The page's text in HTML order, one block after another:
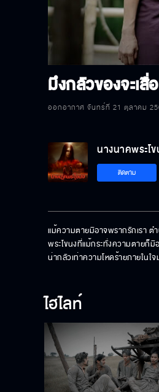
มึงกลัวของจะเ
ออกอากาศ จันทร์ที่ 21 ตุลาคม
นางนาคพระโ
ติดตาม
แม้ความตายมิอาจพรากรักเรา ตํ
พระโขนงที่แม้กระทั่งความตายก็
น่ากลัวเท่าความโหดร้ายภายในใ
ไฮไลท์